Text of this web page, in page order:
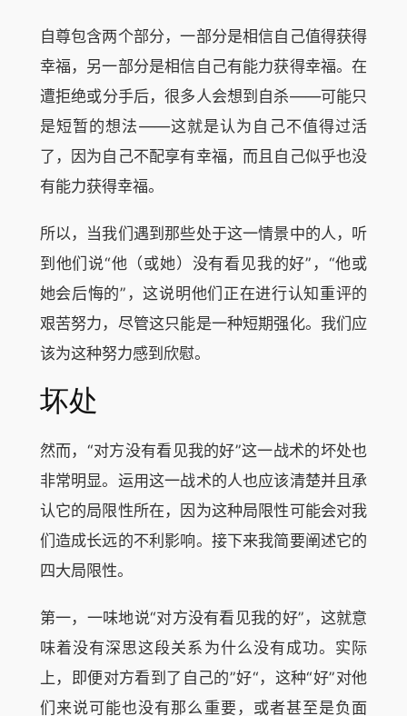
自尊包含两个部分，一部分是相信自己值得获得
幸福，另一部分是相信自己有能力获得幸福。在
遭拒绝或分手后，很多人会想到自杀——可能只
是短暂的想法——这就是认为自己不值得过活
了，因为自己不配享有幸福，而且自己似乎也没
有能力获得幸福。
所以，当我们遇到那些处于这一情景中的人，听
到他们说“他（或她）没有看见我的好”，“他或
她会后悔的”，这说明他们正在进行认知重评的
艰苦努力，尽管这只能是一种短期强化。我们应
该为这种努力感到欣慰。
坏处
然而，“对方没有看见我的好”这一战术的坏处也
非常明显。运用这一战术的人也应该清楚并且承
认它的局限性所在，因为这种局限性可能会对我
们造成长远的不利影响。接下来我简要阐述它的
四大局限性。
第一，一味地说“对方没有看见我的好”，这就意
味着没有深思这段关系为什么没有成功。实际
上，即便对方看到了自己的”好“，这种“好”对他
们来说可能也没有那么重要，或者甚至是负面